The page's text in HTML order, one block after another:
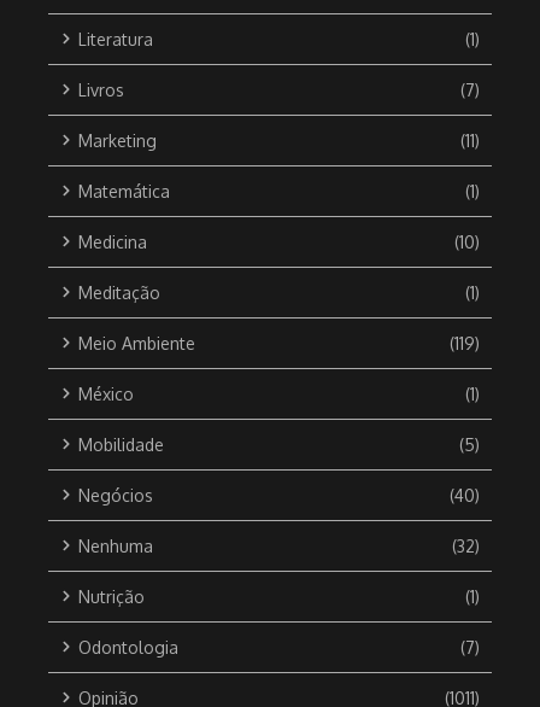
Literatura (1)
Livros (7)
Marketing (11)
Matemática (1)
Medicina (10)
Meditação (1)
Meio Ambiente (119)
México (1)
Mobilidade (5)
Negócios (40)
Nenhuma (32)
Nutrição (1)
Odontologia (7)
Opinião (1011)